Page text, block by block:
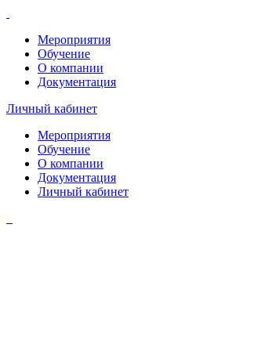
Мероприятия
Обучение
О компании
Документация
Личный кабинет
Мероприятия
Обучение
О компании
Документация
Личный кабинет